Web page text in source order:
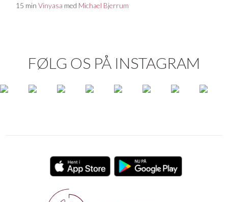
15 minVinyasa med Michael Bjerrum
FØLG OS PÅ INSTAGRAM